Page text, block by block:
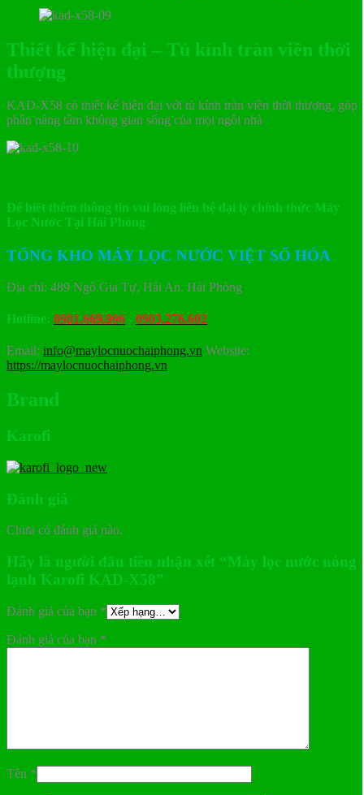
Thiết kế hiện đại – Tủ kính tràn viền thời
thượng
KAD-X58 có thiết kế hiện đại với tủ kính tràn viền thời thượng, góp
phần nâng tầm không gian sống của mọi ngôi nhà
Để biết thêm thông tin vui lòng liên hệ đại lý chính thức Máy
Lọc Nước Tại Hải Phòng
TỔNG KHO MÁY LỌC NƯỚC VIỆT SỐ HÓA
Địa chỉ: 489 Ngô Gia Tự, Hải An, Hải Phòng
Hotline: 0981.669.996 - 0903.276.602
Email: info@maylocnuochaiphong.vn Website:
https://maylocnuochaiphong.vn
Brand
Karofi
Đánh giá
Chưa có đánh giá nào.
Hãy là người đầu tiên nhận xét “Máy lọc nước nóng
lạnh Karofi KAD-X58”
Đánh giá của bạn *
Đánh giá của bạn *
Tên *